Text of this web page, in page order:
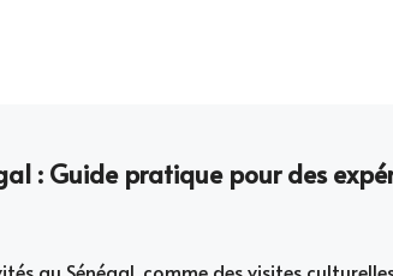
: Guide pratique pour des